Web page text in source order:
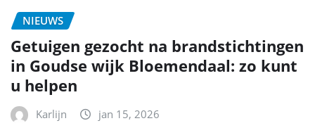
NIEUWS
Getuigen gezocht na brandstichtingen
in Goudse wijk Bloemendaal: zo kunt
u helpen
Karlijn jan 15, 2026